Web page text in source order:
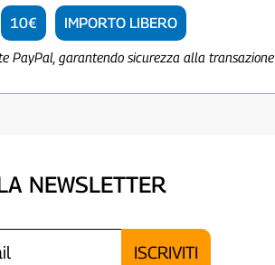
10€ IMPORTO LIBERO
PayPal, garantendo sicurezza alla transazione
NEWSLETTER